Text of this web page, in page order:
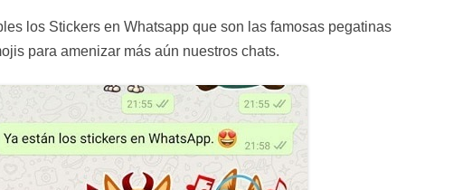
los Stickers en Whatsapp que son las famosas pegatinas
para amenizar más aún nuestros chats.